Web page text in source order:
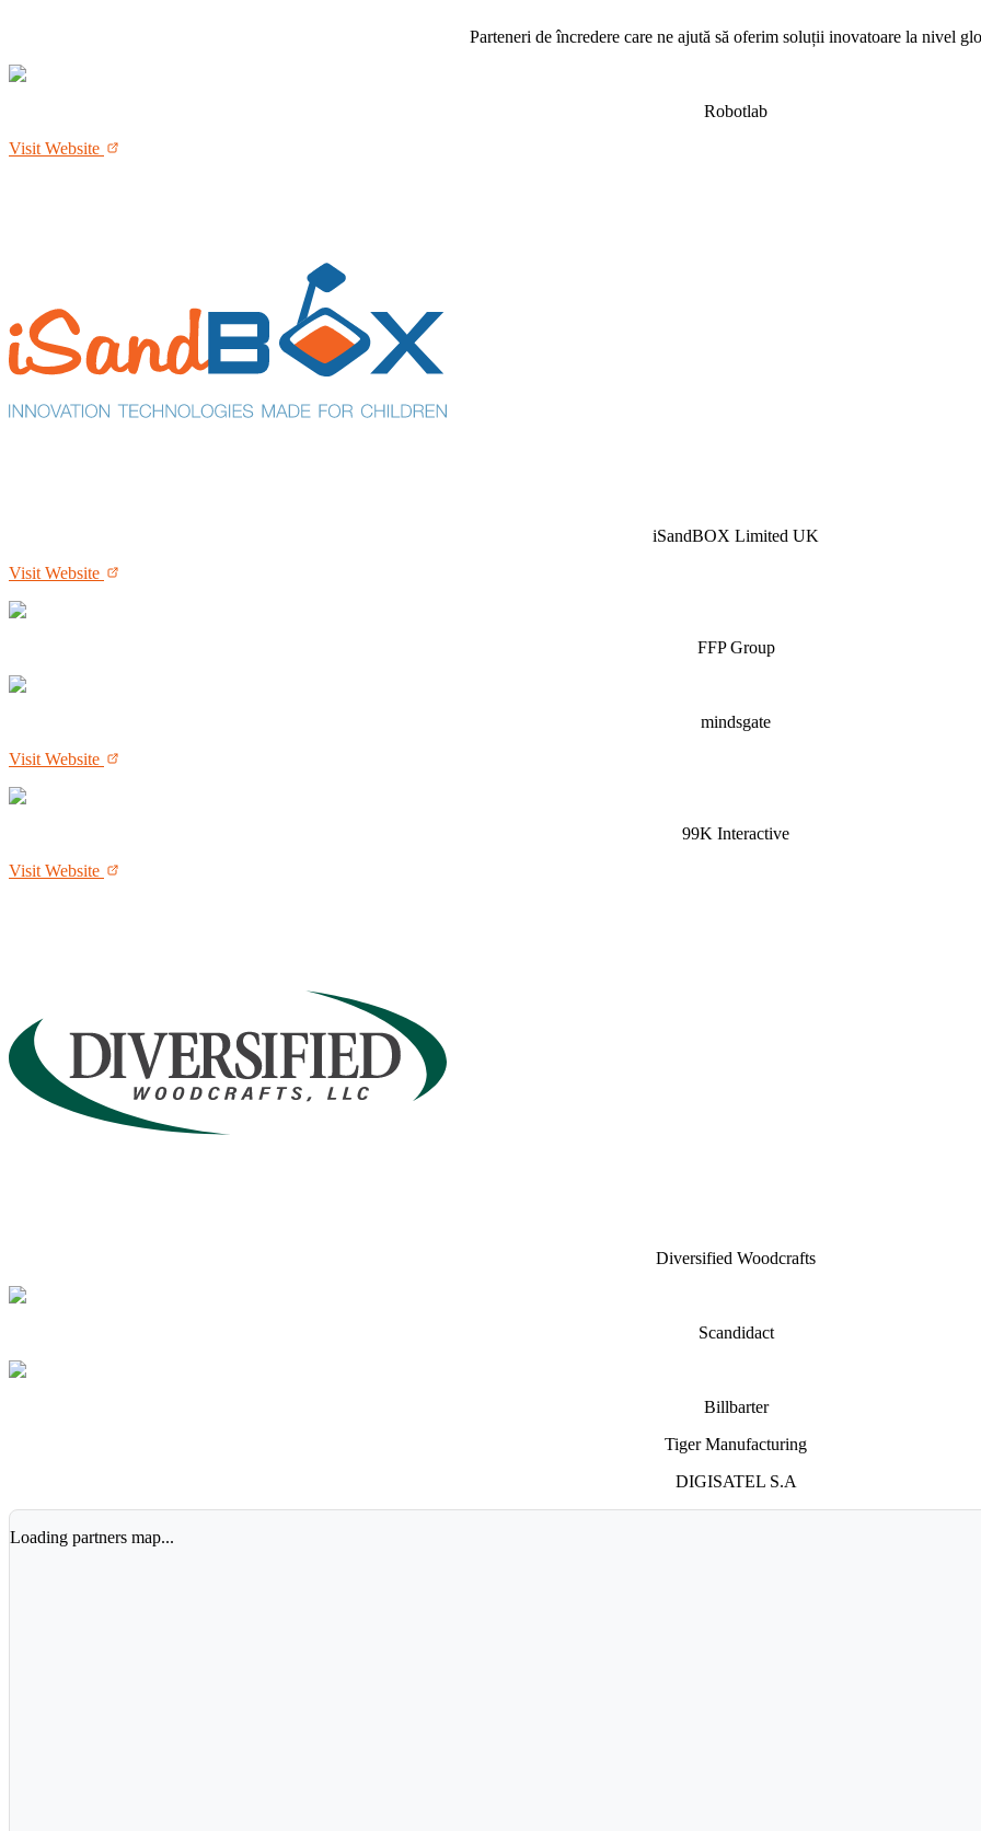
Parteneri de încredere care ne ajută să oferim soluții inovatoare la nivel
Robotlab
Visit Website
iSandBOX Limited UK
Visit Website
FFP Group
mindsgate
Visit Website
99K Interactive
Visit Website
Diversified Woodcrafts
Scandidact
Billbarter
Tiger Manufacturing
DIGISATEL S.A
Loading partners map...